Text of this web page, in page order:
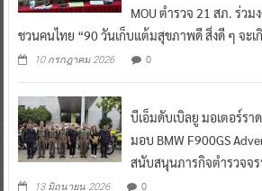
MOU ตำรวจ 21 สภ. ร่วม
ชวนคนไทย “90 วันเก็บแต้มสุขภาพดี สิ่งดี ๆ จะเ
10 กรกฎาคม 2026 0
บีเอ็มดับเบิลยู มอเตอร์รา
มอบ BMW F900GS
สนับสนุนภารกิจตำรวจจร
13 มิถุนายน 2026 0